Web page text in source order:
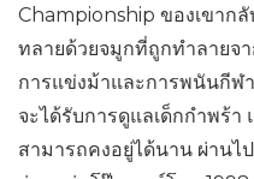
Championship ของเขาก
ทลายด้วยจมูกที่ถูกทำลายจ
การแข่งม้าและการพนันกี
จะได้รับการดูแลเด็กกำพร้
สามารถคงอยู่ได้นาน ผ่านไ